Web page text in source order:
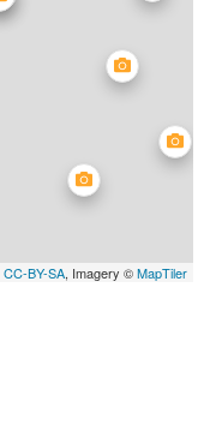
CC-BY-SA, Imagery ©MapTiler